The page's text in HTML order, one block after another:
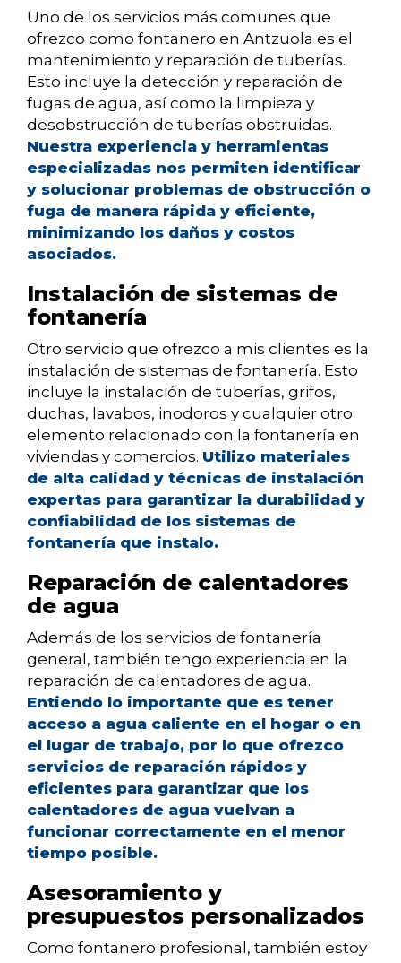
Uno de los servicios más comunes que
ofrezco como fontanero en Antzuola es el
mantenimiento y reparación de tuberías.
Esto incluye la detección y reparación de
fugas de agua, así como la limpieza y
desobstrucción de tuberías obstruidas.
Nuestra experiencia y herramientas
especializadas nos permiten identificar
y solucionar problemas de obstrucción o
fuga de manera rápida y eficiente,
minimizando los daños y costos
asociados.
Instalación de sistemas de
fontanería
Otro servicio que ofrezco a mis clientes es la
instalación de sistemas de fontanería. Esto
incluye la instalación de tuberías, grifos,
duchas, lavabos, inodoros y cualquier otro
elemento relacionado con la fontanería en
viviendas y comercios. Utilizo materiales
de alta calidad y técnicas de instalación
expertas para garantizar la durabilidad y
confiabilidad de los sistemas de
fontanería que instalo.
Reparación de calentadores
de agua
Además de los servicios de fontanería
general, también tengo experiencia en la
reparación de calentadores de agua.
Entiendo lo importante que es tener
acceso a agua caliente en el hogar o en
el lugar de trabajo, por lo que ofrezco
servicios de reparación rápidos y
eficientes para garantizar que los
calentadores de agua vuelvan a
funcionar correctamente en el menor
tiempo posible.
Asesoramiento y
presupuestos personalizados
Como fontanero profesional, también estoy